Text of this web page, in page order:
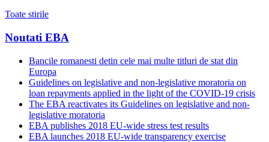
Toate stirile
Noutati EBA
Bancile romanesti detin cele mai multe titluri de stat din
Europa
Guidelines on legislative and non-legislative moratoria on
loan repayments applied in the light of the COVID-19 crisis
The EBA reactivates its Guidelines on legislative and non-
legislative moratoria
EBA publishes 2018 EU-wide stress test results
EBA launches 2018 EU-wide transparency exercise